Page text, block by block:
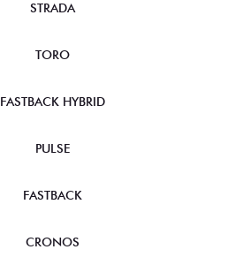
STRADA
TORO
FASTBACK HYBRID
PULSE
FASTBACK
CRONOS